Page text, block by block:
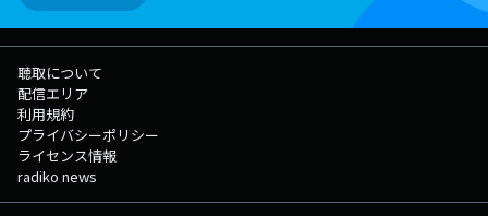
聴取について
配信エリア
利用規約
プライバシーポリシー
ライセンス情報
radiko news